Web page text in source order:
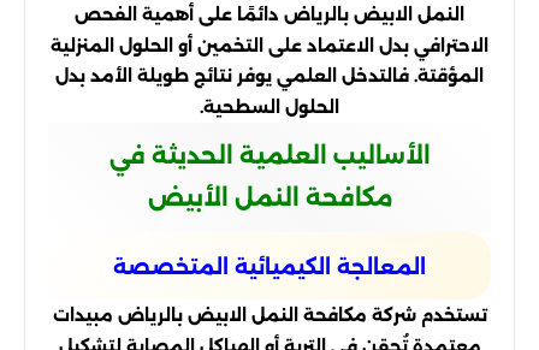
النمل الابيض بالرياض دائمًا على أهمية الفحص
الاحترافي بدل الاعتماد على التخمين أو الحلول المنزلية
المؤقتة. فالتدخل العلمي يوفر نتائج طويلة الأمد بدل
الحلول السطحية.
الأساليب العلمية الحديثة في
مكافحة النمل الأبيض
المعالجة الكيميائية المتخصصة
تستخدم شركة مكافحة النمل الابيض بالرياض مبيدات